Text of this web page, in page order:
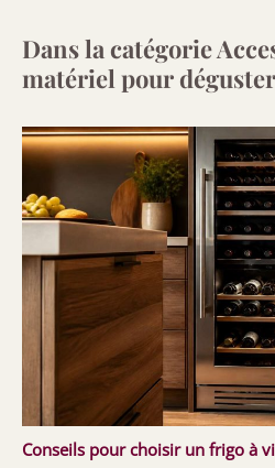
Dans la catégorie
matériel pour
Conseils pour choisir un frigo à